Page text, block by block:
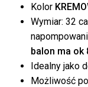
Kolor
Wymiar: 32
balon ma ok
Idealny jako
Możliwość